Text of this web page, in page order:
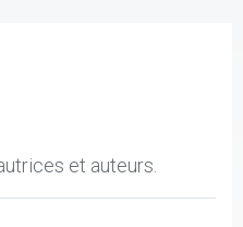
et auteurs.